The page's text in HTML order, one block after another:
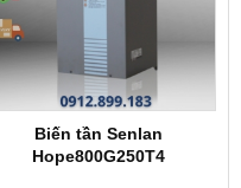
Biến tần Senlan
Hope800G250T4